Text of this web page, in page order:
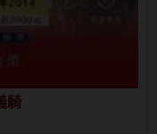
騎